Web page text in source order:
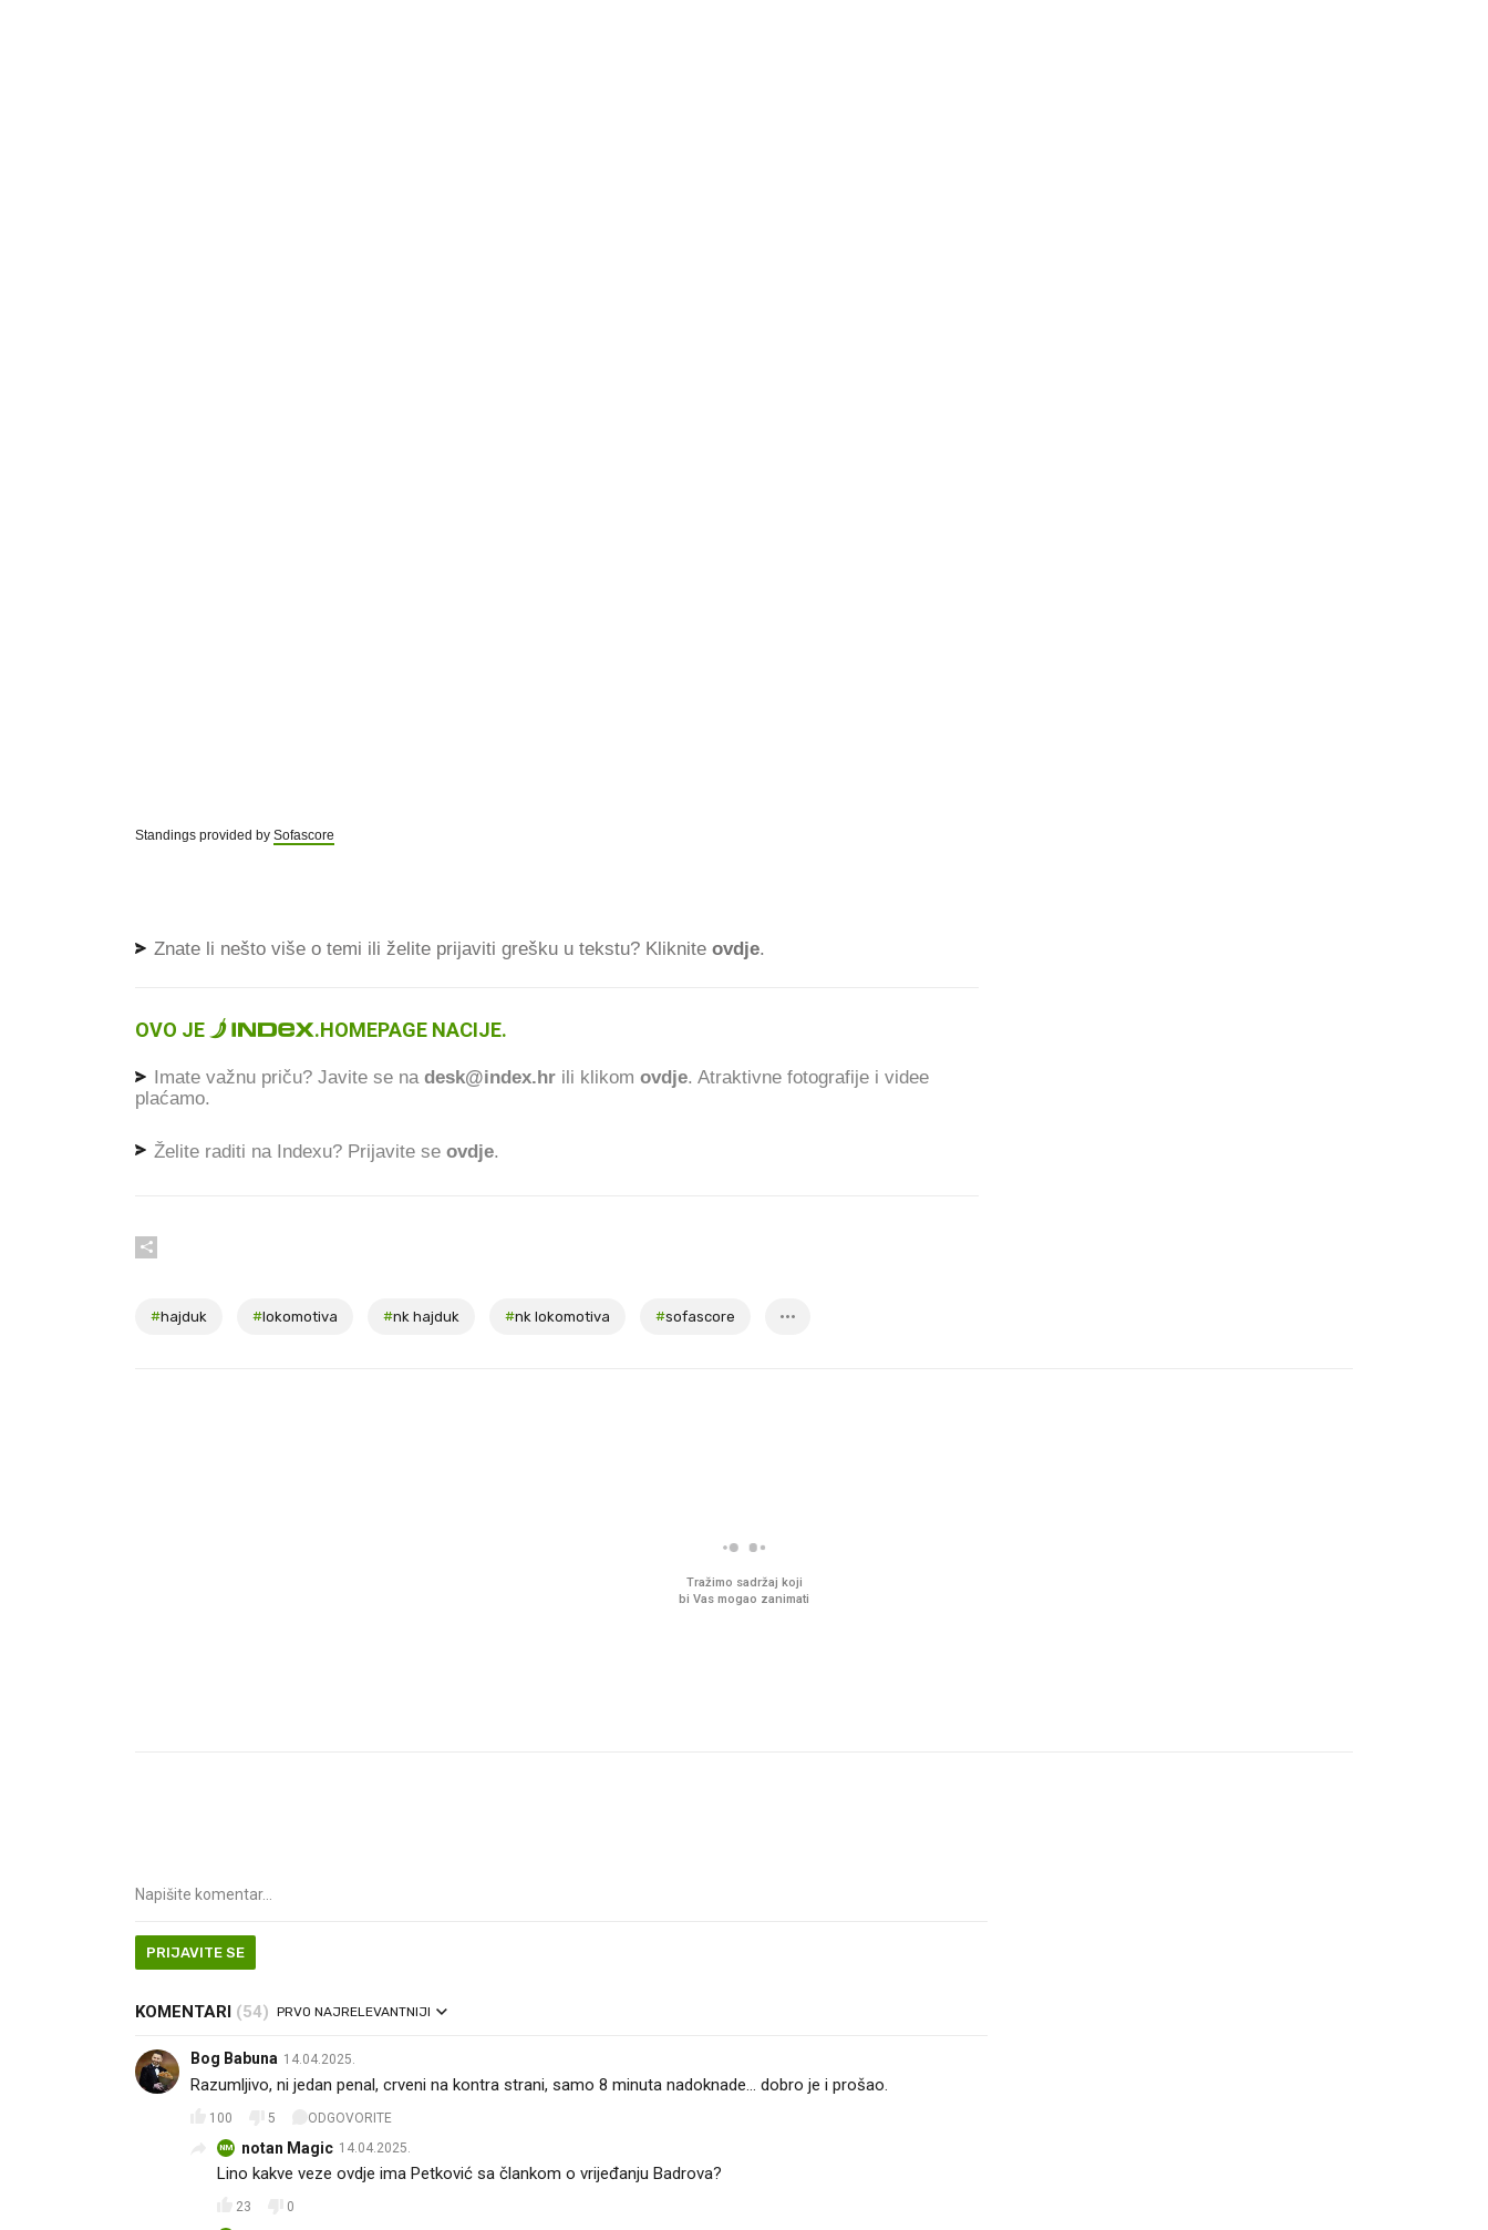
Standings provided by Sofascore
Znate li nešto više o temi ili želite prijaviti grešku u tekstu? Kliknite ovdje.
OVO JE .HOMEPAGE NACIJE.
Imate važnu priču? Javite se na desk@index.hr ili klikom ovdje. Atraktivne fotografije i videe
plaćamo.
Želite raditi na Indexu? Prijavite se ovdje.
#hajduk #lokomotiva #nk hajduk #nk lokomotiva #sofascore
Tražimo sadržaj koji
bi Vas mogao zanimati
PRIJAVITE SE
KOMENTARI (54) PRVO NAJRELEVANTNIJI
Bog Babuna 14.04.2025.
Razumljivo, ni jedan penal, crveni na kontra strani, samo 8 minuta nadoknade... dobro je i prošao.
100 5 ODGOVORITE
NM notan Magic 14.04.2025.
Lino kakve veze ovdje ima Petković sa člankom o vrijeđanju Badrova?
23 0